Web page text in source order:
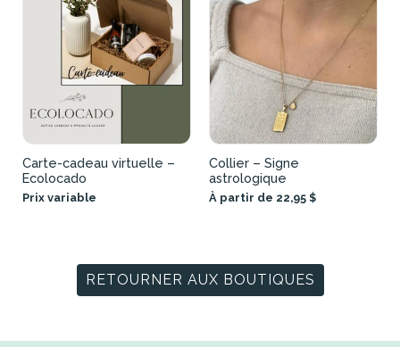
Carte-cadeau virtuelle –
Ecolocado
Prix variable
Collier – Signe
astrologique
À partir de 22,95 $
RETOURNER AUX BOUTIQUES